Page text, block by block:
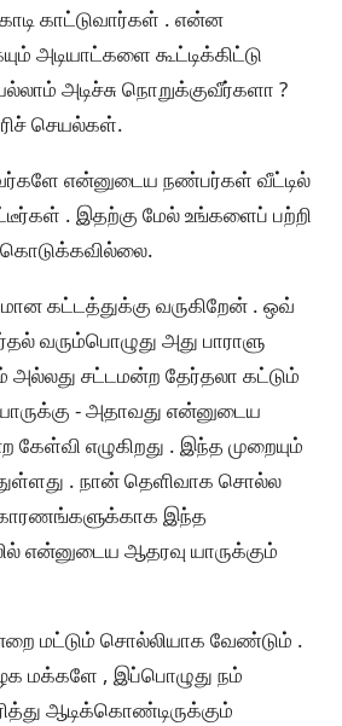
காட்டுவார்கள் . என்ன
அடியாட்களை கூட்டிக்கிட்டு
அடிச்சு நொறுக்குவீர்களா ?
செயல்கள்.
என்னுடைய நண்பர்கள் வீட்டில்
. இதற்கு மேல் உங்களைப் பற்றி
கட்டத்துக்கு வருகிறேன் . ஒவ்
வரும்பொழுது அது பாராளு
அல்லது சட்டமன்ற தேர்தலா கட்டும்
- அதாவது என்னுடைய
கேள்வி எழுகிறது . இந்த முறையும்
. நான் தெளிவாக சொல்ல
காரணங்களுக்காக இந்த
என்னுடைய ஆதரவு யாருக்கும்
மட்டும் சொல்லியாக வேண்டும் .
மக்களே , இப்பொழுது நம்
ஆடிக்கொண்டிருக்கும்